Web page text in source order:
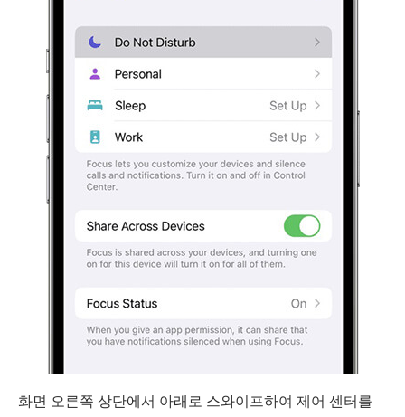
화면 오른쪽 상단에서 아래로 스와이프하여 제어 센터를